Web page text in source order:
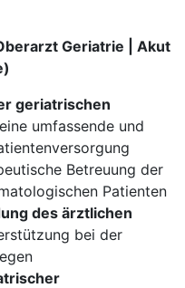
Geriatrie | Akut
geriatrischen
umfassende und
Betreuung der
Patienten
des ärztlichen
bei der